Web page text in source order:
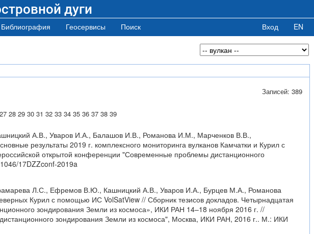
дуги
Библиография Геосервисы Поиск Вход EN
Записей: 389
27 28 29 30 31 32 33 34 35 36 37 38 39
А.В., Уваров И.А., Балашов И.В., Романова И.М., Марченков В.В.,
результаты 2019 г. комплексного мониторинга вулканов Камчатки и Курил с
открытой конференции "Современные проблемы дистанционного
17DZZconf-2019a
Л.С., Ефремов В.Ю., Кашницкий А.В., Уваров И.А., Бурцев М.А., Романова
Курил с помощью ИС VolSatView // Сборник тезисов докладов. Четырнадцатая
зондирования Земли из космоса», ИКИ РАН 14–18 ноября 2016 г. //
зондирования Земли из космоса", Москва, ИКИ РАН, 2016 г.. М.: ИКИ